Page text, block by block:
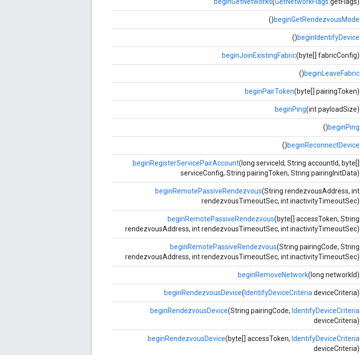
beginGetRendezvousMode
()
beginIdentifyDevice
()
beginJoinExistingFabric(byte[] fabricConfig)
beginLeaveFabric
()
beginPairToken(byte[] pairingToken)
beginPing(int payloadSize)
beginPing
()
beginReconnectDevice
()
beginRegisterServicePairAccount(long serviceId, String accountId, byte[]
serviceConfig, String pairingToken, String pairingInitData)
beginRemotePassiveRendezvous(String rendezvousAddress, int
rendezvousTimeoutSec, int inactivityTimeoutSec)
beginRemotePassiveRendezvous(byte[] accessToken, String
rendezvousAddress, int rendezvousTimeoutSec, int inactivityTimeoutSec)
beginRemotePassiveRendezvous(String pairingCode, String
rendezvousAddress, int rendezvousTimeoutSec, int inactivityTimeoutSec)
beginRemoveNetwork(long networkId)
beginRendezvousDevice( IdentifyDeviceCriteria deviceCriteria)
beginRendezvousDevice(String pairingCode, IdentifyDeviceCriteria
deviceCriteria)
beginRendezvousDevice(byte[] accessToken, IdentifyDeviceCriteria
deviceCriteria)